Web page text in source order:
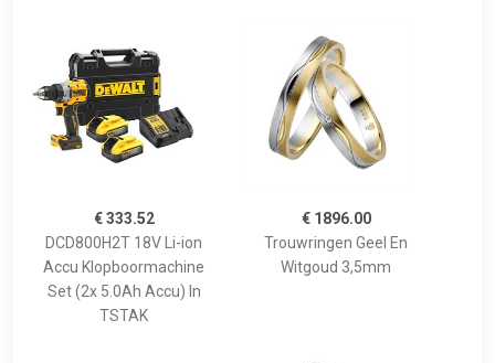
€ 333.52
DCD800H2T 18V Li-ion
Accu Klopboormachine
Set (2x 5.0Ah Accu) In
TSTAK
€ 1896.00
Trouwringen Geel En
Witgoud 3,5mm